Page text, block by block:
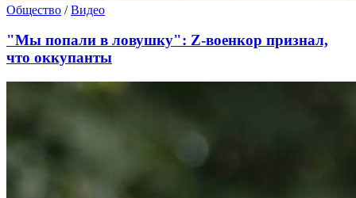
Общество /Видео
"Мы попали в ловушку": Z-военкор признал,
что оккупанты